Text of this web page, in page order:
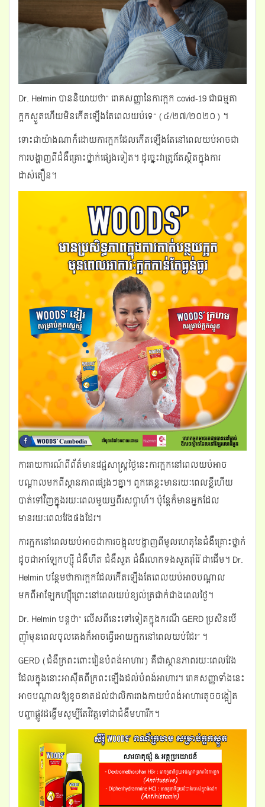
Dr. Helmin បាននិយាយថា“ រោគសញ្ញានៃការក្អក covid-19 ជាធម្មតា
ក្អកស្ងួតហើយមិនកើតឡើងតែពេលយប់ទេ” (៤/២៧/២០២០) ។
ទោះជាយ៉ាងណាក៏ដោយការក្អកដែលកើតឡើងតែនៅពេលយប់អាចជា
ការបង្ហាញពីជំងឺគ្រោះថ្នាក់ផ្សេងទៀត។ ដូច្នេះវាត្រូវតែស្ថិតក្នុងការ
ដាស់តឿន។
ការរាយការណ៍ពីព័ត៌មានវេជ្ជសាស្រ្តថ្ងៃនេះការក្អកនៅពេលយប់អាច
បណ្តាលមកពីស្ថានភាពផ្សេងៗគ្នា។ ពួកគេខ្លះមានរយៈពេលខ្លីហើយ
បាត់ទៅវិញក្នុងរយៈពេលមួយឬពីរសប្តាហ៍។ ប៉ុន្តែក៏មានអ្នកដែល
មានរយៈពេលវែងផងដែរ។
ការក្អកនៅពេលយប់អាចជាការចង្អុលបង្ហាញពីមូលហេតុនៃជំងឺគ្រោះថ្នាក់
ដូចជាអាឡែកហ្ស៊ី​ ជំងឺហឺត ជំងឺសួត ជំងឺរលាកទងសួតរ៉ាំរ៉ៃ ជាដើម។ Dr.
Helmin បន្ថែមថាការក្អកដែលកើតឡើងតែពេលយប់អាចបណ្តាល
មកពីអាឡែកហ្ស៊ីព្រោះនៅពេលយប់ខ្យល់ត្រជាក់ជាងពេលថ្ងៃ។
Dr. Helmin បន្តថា“ លើសពីនេះទៅទៀតក្នុងករណី GERD ប្រសិនបើ
ញ៉ាំមុនពេលចូលគេងក៏អាចធ្វើអោយក្អកនៅពេលយប់ដែរ” ។
GERD (ជំងឺក្រពះពោះវៀនបំពង់អាហារ) គឺជាស្ថានភាពរយៈពេលវែង
ដែលក្នុងនោះអាស៊ីតពីក្រពះឡើងដល់បំពង់អាហារ។ រោគសញ្ញាទាំងនេះ
អាចបណ្តាលឱ្យខូចខាតដល់ជាលិការរាងកាយបំពង់អាហារតូចចង្អៀត
បញ្ហាផ្លូវដង្ហើមសូម្បីតែវិវត្តទៅជាជំងឺមហារីក។